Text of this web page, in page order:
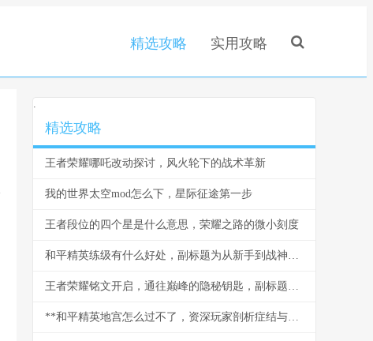
精选攻略 实用攻略
.
精选攻略
王者荣耀哪吒改动探讨，风火轮下的战术革新
我的世界太空mod怎么下，星际征途第一步
王者段位的四个星是什么意思，荣耀之路的微小刻度
和平精英练级有什么好处，副标题为从新手到战神的心路历程
王者荣耀铭文开启，通往巅峰的隐秘钥匙，副标题，资深玩家眼中的力量之源
**和平精英地宫怎么过不了，资深玩家剖析症结与破局之道，副标题：解密机制误区与实战进阶心法**